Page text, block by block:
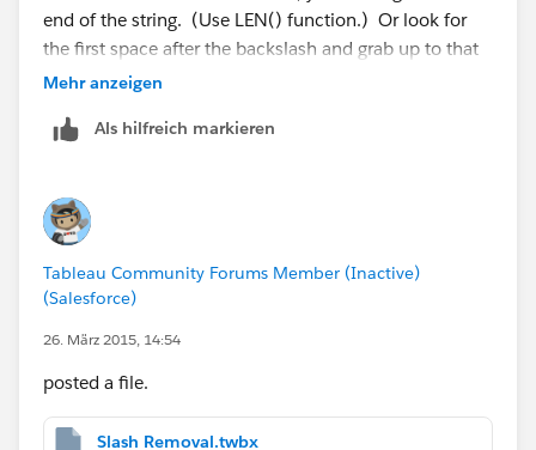
end of the string. (Use LEN() function.) Or look for
the first space after the backslash and grab up to that
position (minus 1).
Mehr anzeigen
Als hilfreich markieren
Tableau Community Forums Member (Inactive)
(Salesforce)
26. März 2015, 14:54
posted a file.
Slash Removal.twbx